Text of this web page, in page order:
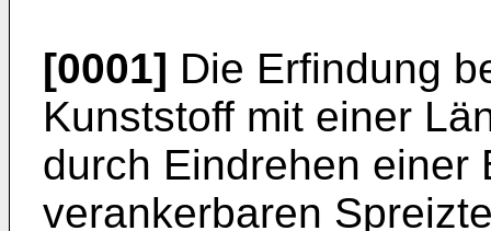
[0001] Die Erfindung
Kunststoff mit einer
durch Eindrehen einer
verankerbaren